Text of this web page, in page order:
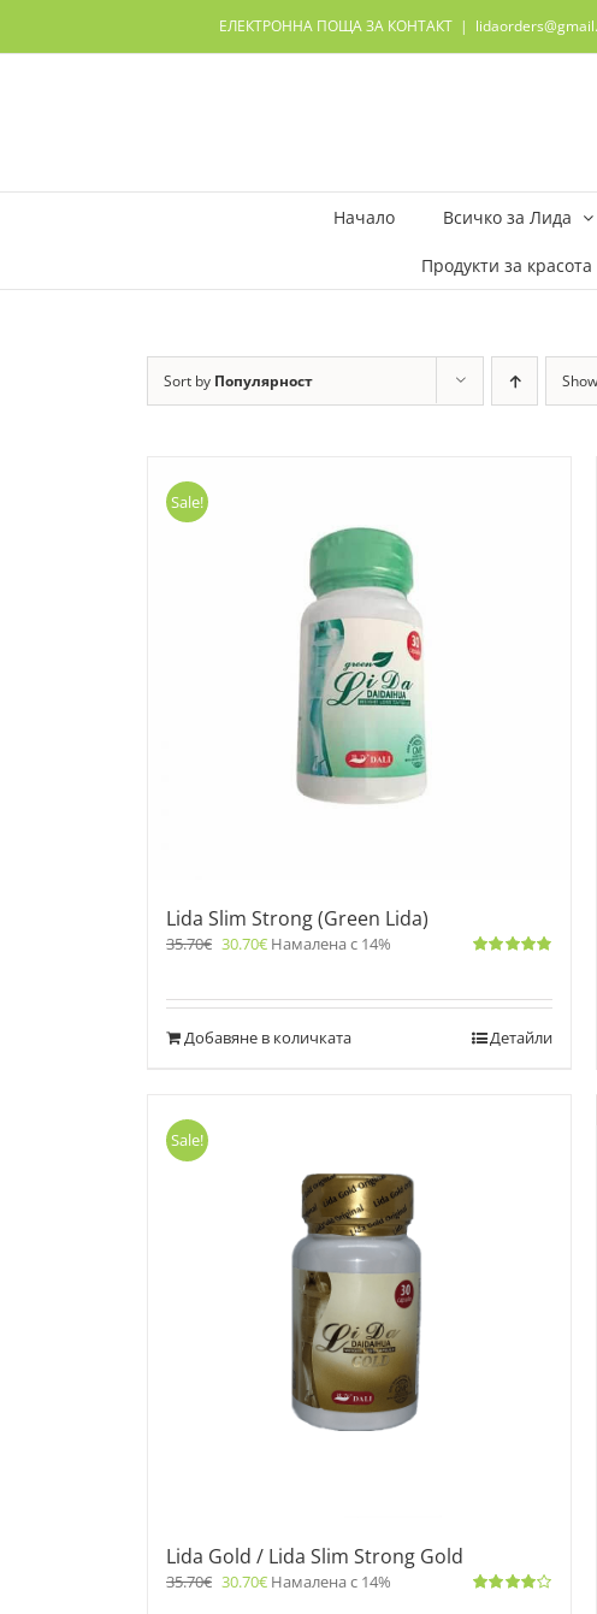
content
ЕЛЕКТРОННА ПОЩА ЗА КОНТАКТ |
Начало Всичко за Лида
Продукти за красота
Sort by Популярност Show
Sale!
Lida Slim Strong (Green Lida)
35.70€ 30.70€ Намалена с 14%
Добавяне в количката Детайли
Sale!
Lida Gold / Lida Slim Strong Gold
35.70€ 30.70€ Намалена с 14%